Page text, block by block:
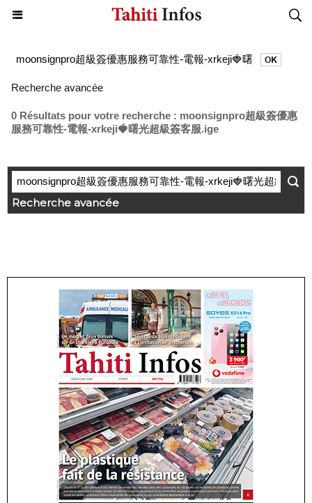
Recherche avancée
0 Résultats pour votre recherche : moonsignpro超級簽優惠
服務可靠性-電報-xrkeji🍓曙光超級簽客服.ige
Recherche avancée